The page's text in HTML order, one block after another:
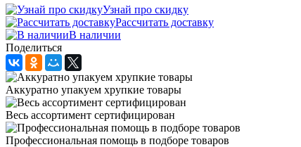
Узнай про скидку
Рассчитать доставку
В наличии
Поделиться
Аккуратно упакуем хрупкие товары
Весь ассортимент сертифицирован
Профессиональная помощь в подборе товаров